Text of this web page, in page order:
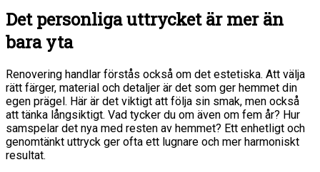
Det personliga uttrycket är mer än
bara yta
Renovering handlar förstås också om det estetiska. Att välja
rätt färger, material och detaljer är det som ger hemmet din
egen prägel. Här är det viktigt att följa sin smak, men också
att tänka långsiktigt. Vad tycker du om även om fem år? Hur
samspelar det nya med resten av hemmet? Ett enhetligt och
genomtänkt uttryck ger ofta ett lugnare och mer harmoniskt
resultat.